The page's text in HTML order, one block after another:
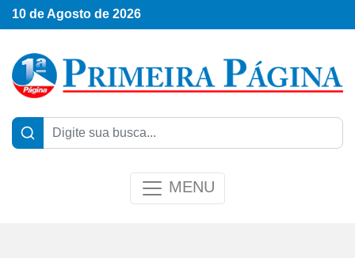
10 de Agosto de 2026
MENU